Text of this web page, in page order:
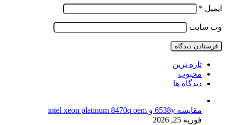
ایمیل *
وب‌ سایت
تازه ترین
محبوب
دیدگاه ها
مقایسه 6538y و intel xeon platinum 8470q oem
فوریه 25, 2026